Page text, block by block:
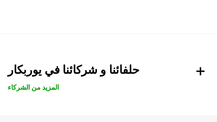
حلفائنا و شركائنا في يوربكار
المزيد من الشركاء